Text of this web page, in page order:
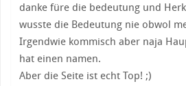
danke füre die bedeutung und
wusste die Bedeutung nie obwol
Irgendwie kommisch aber naja
hat einen namen.
Aber die Seite ist echt Top! ;)